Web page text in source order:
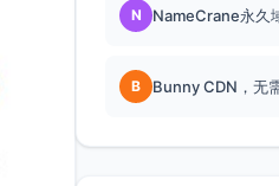
N NameCrane永久
B Bunny CDN，无